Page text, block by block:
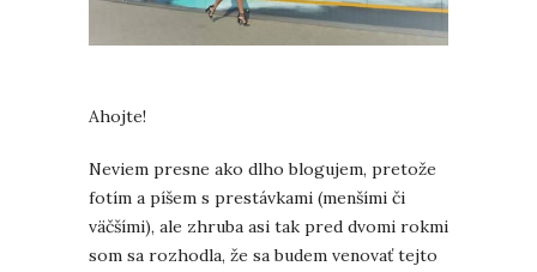
Ahojte!
Neviem presne ako dlho blogujem, pretože
fotím a píšem s prestávkami (menšími či
väčšími), ale zhruba asi tak pred dvomi rokmi
som sa rozhodla, že sa budem venovať tejto